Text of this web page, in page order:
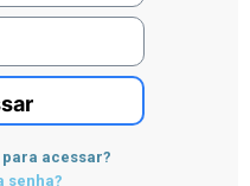
acessar?
senha?